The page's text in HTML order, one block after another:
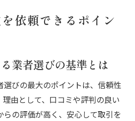
依頼できるポイン
業者選びの基準とは
選びの最大のポイントは、信頼性
理由として、口コミや評判の良い
の評価が高く、安心して取引を